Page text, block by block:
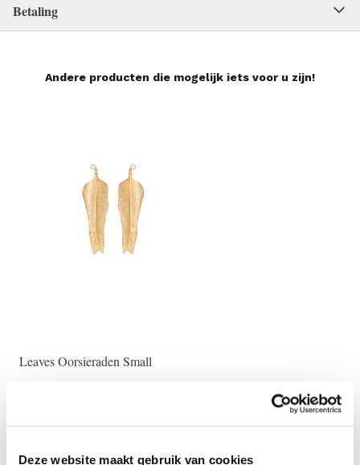
Deze website maakt gebruik van cookies
Betaling
Andere producten die mogelijk iets voor u zijn!
Leaves Oorsieraden Small
€